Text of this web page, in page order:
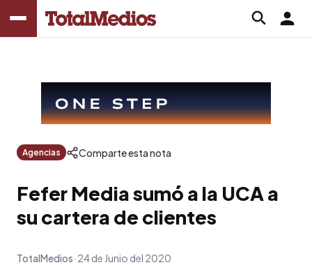
Agencias Comparte esta nota
Fefer Media sumó a la UCA a
su cartera de clientes
TotalMedios 24 de Junio del 2020